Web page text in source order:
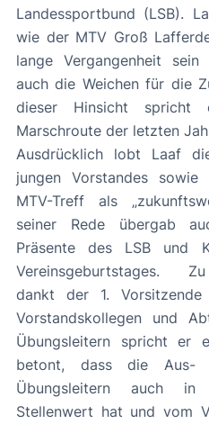
Landessportbund (LSB).
wie der MTV Groß
lange Vergangenheit
auch die Weichen für die
dieser Hinsicht
Marschroute der letzten
Ausdrücklich lobt Laaf
jungen Vorstandes
MTV-Treff als
seiner Rede übergab
Präsente des LSB und
Vereinsgeburtstages. Zu Beginn seines Berichtes
dankt der 1. Vorsitzende
Vorstandskollegen und
Übungsleitern spricht er
betont, dass die Aus-
Übungsleitern auch
Stellenwert hat und vom